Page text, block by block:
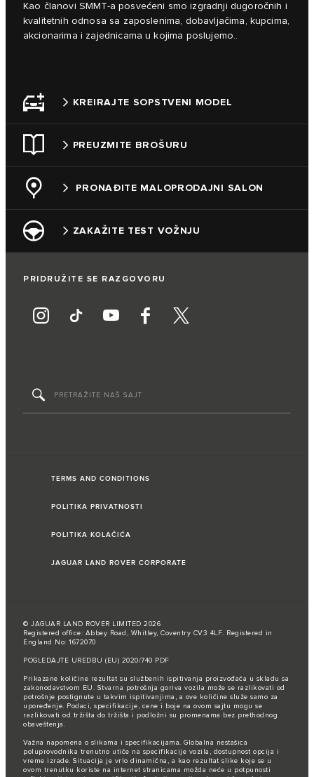
Kao članovi SMMT-a posvećeni smo izgradnji dugoročnih i
kvalitetnih odnosa sa zaposlenima, dobavljačima, kupcima,
akcionarima i zajednicama u kojima poslujemo..
KREIRAJTE SOPSTVENI MODEL
PREUZMITE BROŠURU
PRONAĐITE MALOPRODAJNI SALON
ZAKAŽITE TEST VOŽNJU
PRIDRUŽITE SE RAZGOVORU
TERMS AND CONDITIONS
POLITIKA PRIVATNOSTI
POLITIKA KOLAČIĆA
JAGUAR LAND ROVER CORPORATE
© JAGUAR LAND ROVER LIMITED 2026
Registered office: Abbey Road, Whitley, Coventry CV3 4LF. Registered in
England No: 1672070
POGLEDAJTE UREDBU (EU) 2020/740 PDF
Prikazane količine rezultat su službenih ispitivanja proizvođača u skladu sa
zakonodavstvom EU. Stvarna potrošnja goriva vozila može se razlikovati od
potrošnje postignute u takvim ispitivanjima, a ove količine služe samo za
upoređenje. Podaci, specifikacije, cene i boje na ovom sajtu mogu se
razlikovati od tržišta do tržišta i podložni su promenama bez prethodnog
obaveštenja.
Važna napomena o slikama i specifikacijama. Globalna nestašica
poluprovodnika trenutno utiče na specifikacije vozila, dostupnost opcija i
vreme izrade. Situacija je vrlo dinamična, a kao rezultat slike koje se u
ovom trenutku koriste na internet stranicama možda neće u potpunosti